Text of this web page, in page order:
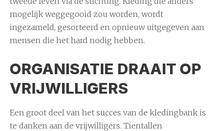
mogelijk weggegooid zou worden, wordt
ingezameld, gesorteerd en opnieuw uitgegeven aan
mensen die het hard nodig hebben.
ORGANISATIE DRAAIT OP
VRIJWILLIGERS
Een groot deel van het succes van de kledingbank is
te danken aan de vrijwilligers. Tientallen